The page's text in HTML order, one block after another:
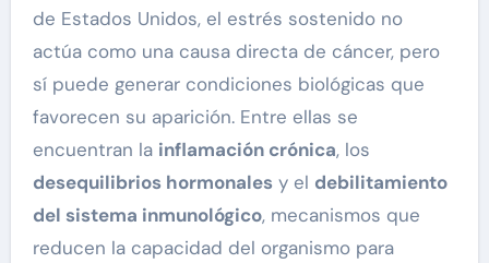
de Estados Unidos, el estrés sostenido no
actúa como una causa directa de cáncer, pero
sí puede generar condiciones biológicas que
favorecen su aparición. Entre ellas se
encuentran la inflamación crónica, los
desequilibrios hormonalesy el debilitamiento
del sistema inmunológico, mecanismos que
reducen la capacidad del organismo para